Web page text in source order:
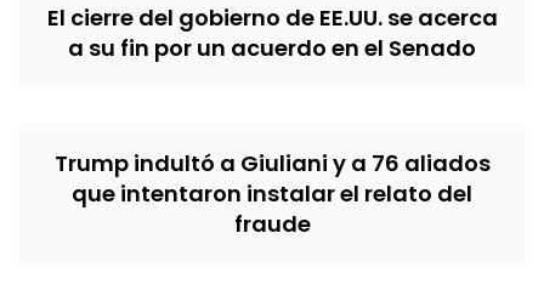
El cierre del gobierno de EE.UU. se acerca
a su fin por un acuerdo en el Senado
Trump indultó a Giuliani y a 76 aliados
que intentaron instalar el relato del
fraude